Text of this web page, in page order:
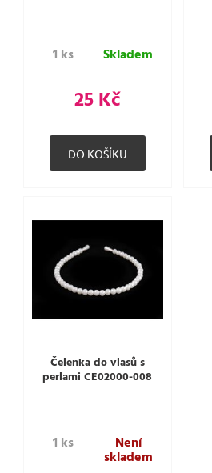
1 ks Skladem
25 Kč
Čelenka do vlasů s
perlami CE02000-008
1 ks Není
skladem